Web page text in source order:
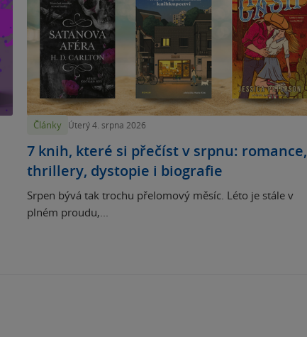
Články Úterý 4. srpna 2026
7 knih, které si přečíst v srpnu: romance,
thrillery, dystopie i biografie
Srpen bývá tak trochu přelomový měsíc. Léto je stále v
plném proudu,...